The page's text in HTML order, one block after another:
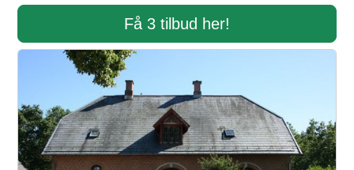
Få 3 tilbud her!